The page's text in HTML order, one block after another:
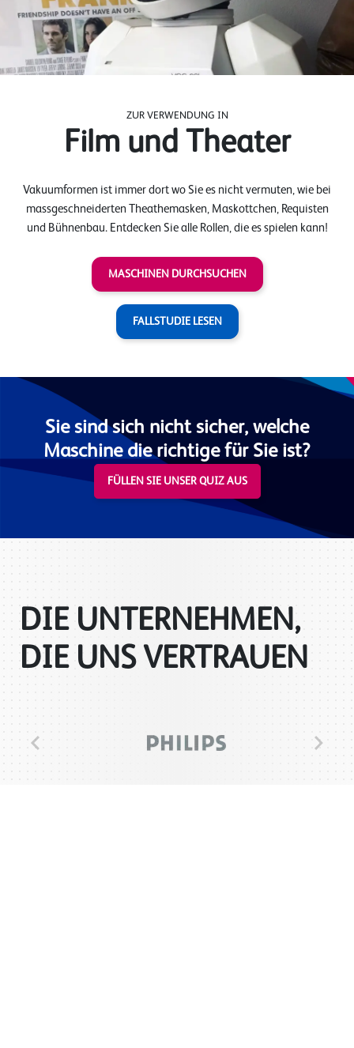
ZUR VERWENDUNG IN
Film und Theater
Vakuumformen ist immer dort wo Sie es nicht vermuten, wie bei
massgeschneiderten Theathemasken, Maskottchen, Requisten
und Bühnenbau. Entdecken Sie alle Rollen, die es spielen kann!
MASCHINEN DURCHSUCHEN
FALLSTUDIE LESEN
Sie sind sich nicht sicher, welche
Maschine die richtige für Sie ist?
FÜLLEN SIE UNSER QUIZ AUS
DIE UNTERNEHMEN,
DIE UNS VERTRAUEN
Previous Next